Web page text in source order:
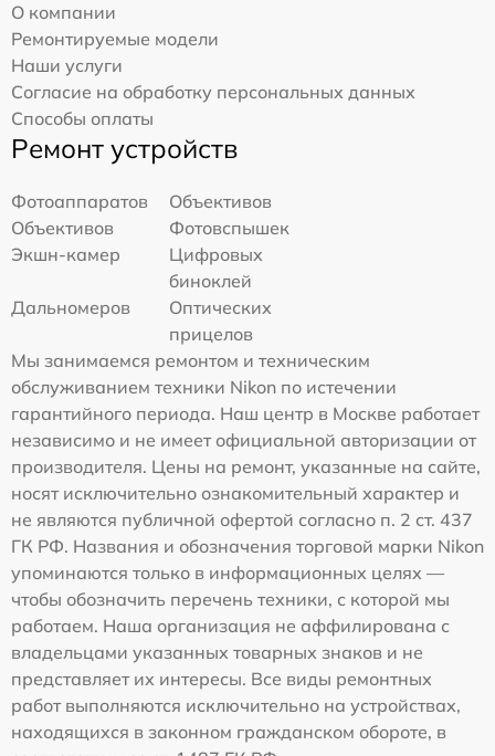
О компании
Ремонтируемые модели
Наши услуги
Согласие на обработку персональных данных
Способы оплаты
Ремонт устройств
Фотоаппаратов
Объективов
Объективов
Фотовспышек
Экшн-камер
Цифровых
биноклей
Дальномеров
Оптических
прицелов
Мы занимаемся ремонтом и техническим
обслуживанием техники Nikon по истечении
гарантийного периода. Наш центр в Москве работает
независимо и не имеет официальной авторизации от
производителя. Цены на ремонт, указанные на сайте,
носят исключительно ознакомительный характер и
не являются публичной офертой согласно п. 2 ст. 437
ГК РФ. Названия и обозначения торговой марки Nikon
упоминаются только в информационных целях —
чтобы обозначить перечень техники, с которой мы
работаем. Наша организация не аффилирована с
владельцами указанных товарных знаков и не
представляет их интересы. Все виды ремонтных
работ выполняются исключительно на устройствах,
находящихся в законном гражданском обороте, в